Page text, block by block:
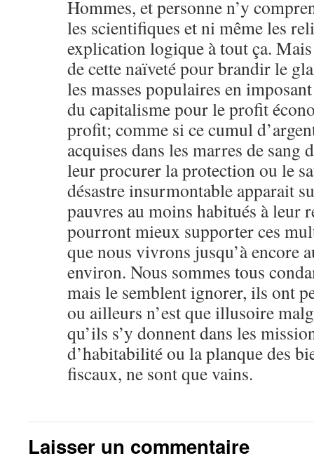
Hommes, et personne n’y
les scientifiques et ni même les
explication logique à tout ça.
de cette naïveté pour brandir le
les masses populaires en
du capitalisme pour le profit
profit; comme si ce cumul
acquises dans les marres de sang
leur procurer la protection ou le
désastre insurmontable apparait
pauvres au moins habitués à leur
pourront mieux supporter ces
que nous vivrons jusqu’à encore
environ. Nous sommes tous
mais le semblent ignorer, ils ont
ou ailleurs n’est que illusoire
qu’ils s’y donnent dans les
d’habitabilité ou la planque des
fiscaux, ne sont que vains.
Laisser un commentaire